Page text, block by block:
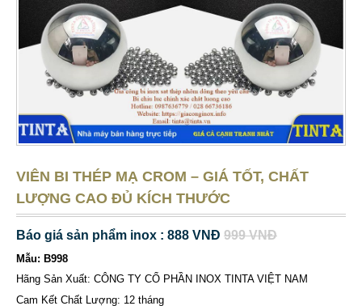
VIÊN BI THÉP MẠ CROM – GIÁ TỐT, CHẤT
LƯỢNG CAO ĐỦ KÍCH THƯỚC
Báo giá sản phẩm inox : 888 VNĐ 999 VNĐ
Mẫu: B998
Hãng Sản Xuất: CÔNG TY CỔ PHẦN INOX TINTA VIỆT NAM
Cam Kết Chất Lượng: 12 tháng